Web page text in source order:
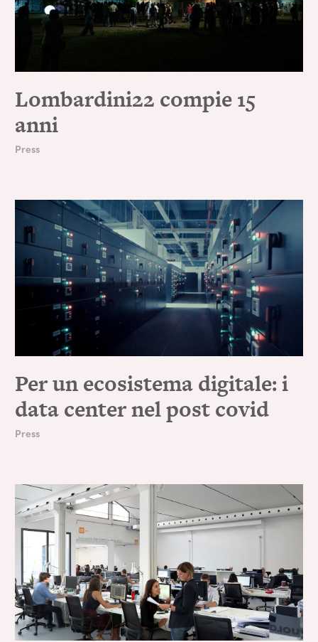
Lombardini22 compie 15
anni
Press
Per un ecosistema digitale: i
data center nel post covid
Press